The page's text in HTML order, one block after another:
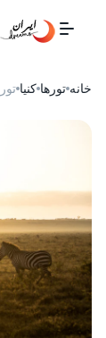
خانه تورها کنیا تور